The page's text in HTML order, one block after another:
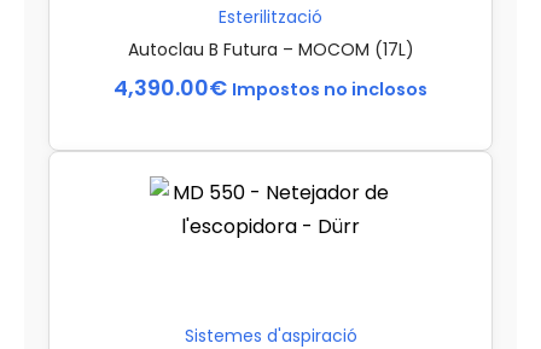
Esterilització
Autoclau B Futura – MOCOM (17L)
4,390.00€ Impostos no inclosos
Sistemes d'aspiració